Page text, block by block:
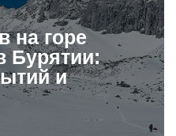
на горе
Бурятии:
и